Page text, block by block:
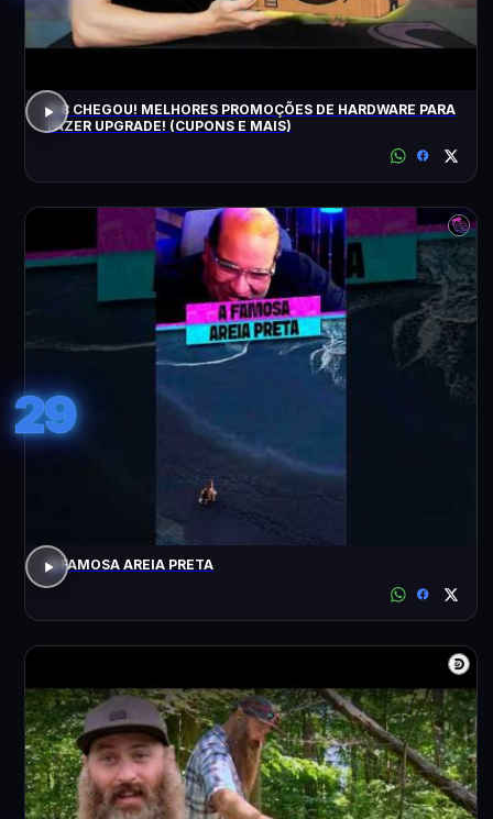
8.8 CHEGOU! MELHORES PROMOÇÕES DE HARDWARE PARA
FAZER UPGRADE! (CUPONS E MAIS)
29
A FAMOSA AREIA PRETA